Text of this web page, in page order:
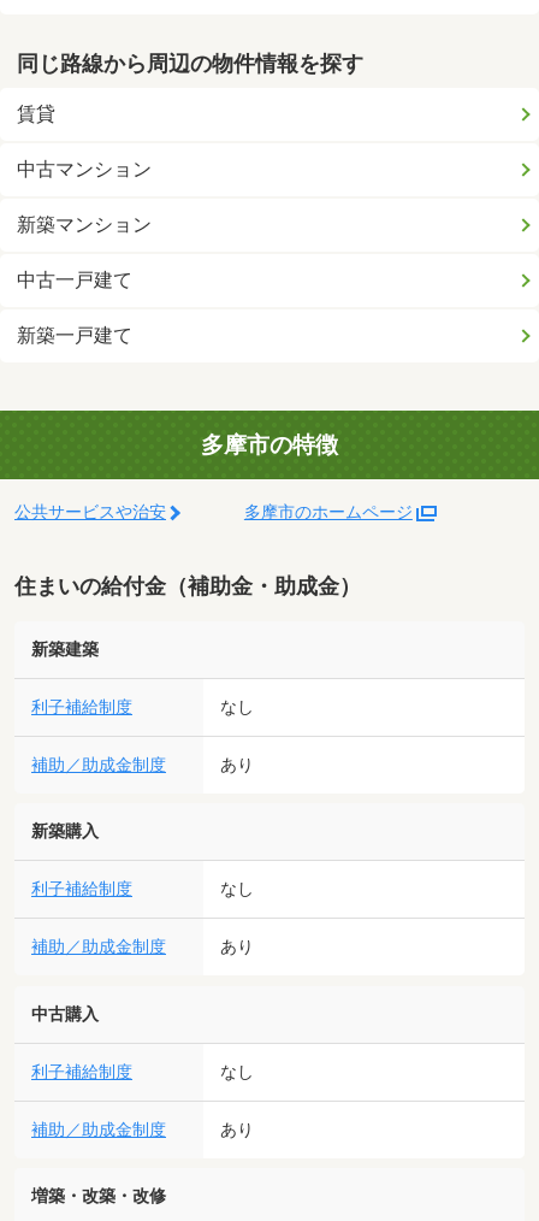
同じ路線から周辺の物件情報を探す
賃貸
中古マンション
新築マンション
中古一戸建て
新築一戸建て
多摩市の特徴
公共サービスや治安 多摩市のホームページ
住まいの給付金（補助金・助成金）
新築建築
利子補給制度 なし
補助／助成金制度 あり
新築購入
利子補給制度 なし
補助／助成金制度 あり
中古購入
利子補給制度 なし
補助／助成金制度 あり
増築・改築・改修